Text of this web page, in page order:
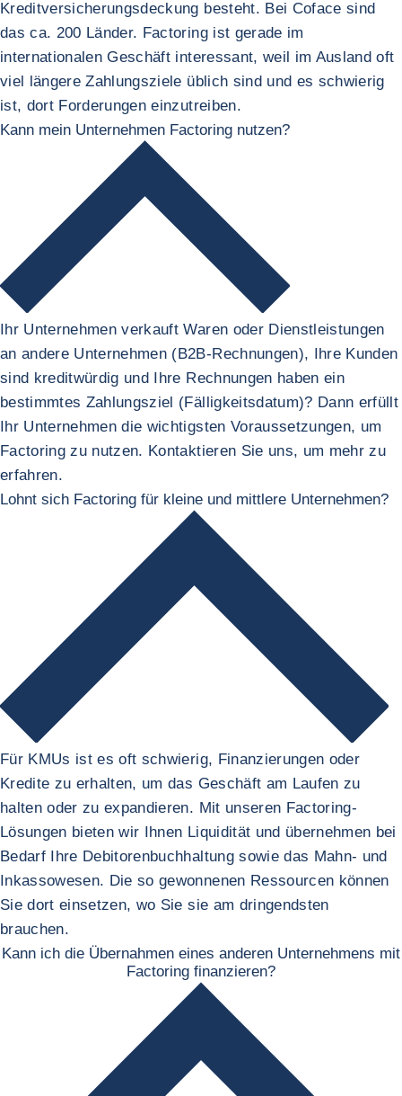
Kreditversicherungsdeckung besteht. Bei Coface sind
das ca. 200 Länder. Factoring ist gerade im
internationalen Geschäft interessant, weil im Ausland oft
viel längere Zahlungsziele üblich sind und es schwierig
ist, dort Forderungen einzutreiben.
Kann mein Unternehmen Factoring nutzen?
Ihr Unternehmen verkauft Waren oder Dienstleistungen
an andere Unternehmen (B2B-Rechnungen), Ihre Kunden
sind kreditwürdig und Ihre Rechnungen haben ein
bestimmtes Zahlungsziel (Fälligkeitsdatum)? Dann erfüllt
Ihr Unternehmen die wichtigsten Voraussetzungen, um
Factoring zu nutzen. Kontaktieren Sie uns, um mehr zu
erfahren.
Lohnt sich Factoring für kleine und mittlere Unternehmen?
Für KMUs ist es oft schwierig, Finanzierungen oder
Kredite zu erhalten, um das Geschäft am Laufen zu
halten oder zu expandieren. Mit unseren Factoring-
Lösungen bieten wir Ihnen Liquidität und übernehmen bei
Bedarf Ihre Debitorenbuchhaltung sowie das Mahn- und
Inkassowesen. Die so gewonnenen Ressourcen können
Sie dort einsetzen, wo Sie sie am dringendsten
brauchen.
Kann ich die Übernahmen eines anderen Unternehmens mit
Factoring finanzieren?